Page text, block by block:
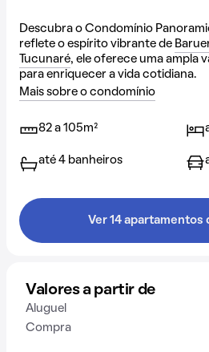
Descubra o Condomínio
reflete o espírito vibrante de
Tucunaré, ele oferece uma ampla
para enriquecer a vida cotidiana.
Mais sobre o condomínio
82 a 105m²
até 4 banheiros
Ver 14 apartamentos
Valores a partir de
Aluguel
Compra